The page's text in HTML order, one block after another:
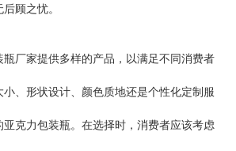
顾之忧。
瓶厂家提供多样的产品，以满足不同消费者
、形状设计、颜色质地还是个性化定制服
克力包装瓶。在选择时，消费者应该考虑